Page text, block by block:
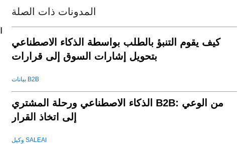
المدونات ذات الصلة
كيف يقوم التنبؤ بالطلب بواسطة الذكاء الاصطناعي
بتحويل إشارات السوق إلى قرارات
بيانات B2B
الذكاء الاصطناعي ورحلة المشتري B2B: من الوعي
إلى اتخاذ القرار
وكيل SALEAI